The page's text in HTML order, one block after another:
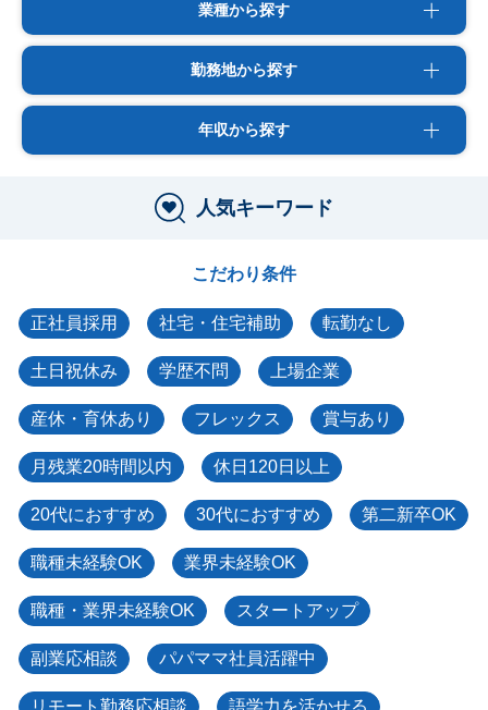
業種から探す
勤務地から探す
年収から探す
人気キーワード
こだわり条件
正社員採用 社宅・住宅補助 転勤なし
土日祝休み 学歴不問 上場企業
産休・育休あり フレックス 賞与あり
月残業20時間以内 休日120日以上
20代におすすめ 30代におすすめ 第二新卒OK
職種未経験OK 業界未経験OK
職種・業界未経験OK スタートアップ
副業応相談 パパママ社員活躍中
リモート勤務応相談 語学力を活かせる